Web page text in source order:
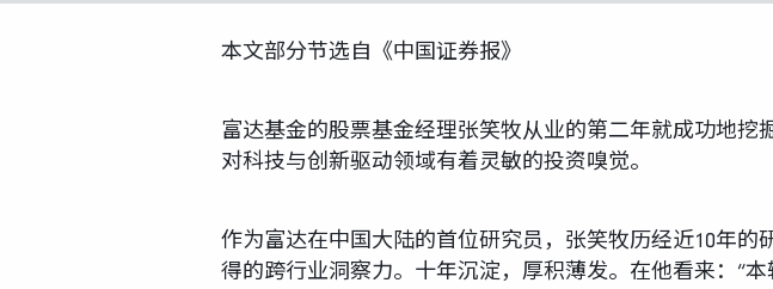
本文部分节选自《中国证券报》
富达基金的股票基金经理张笑牧从业的第二年就成功地
对科技与创新驱动领域有着灵敏的投资嗅觉。
作为富达在中国大陆的首位研究员，张笑牧历经近10年
得的跨行业洞察力。十年沉淀，厚积薄发。在他看来：“